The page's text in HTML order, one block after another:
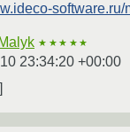
software.ru/
★★★★★
23:34:20 +00:00